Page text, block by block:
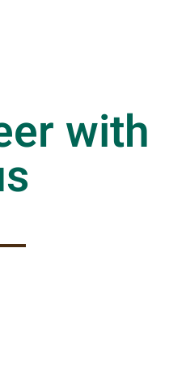
with